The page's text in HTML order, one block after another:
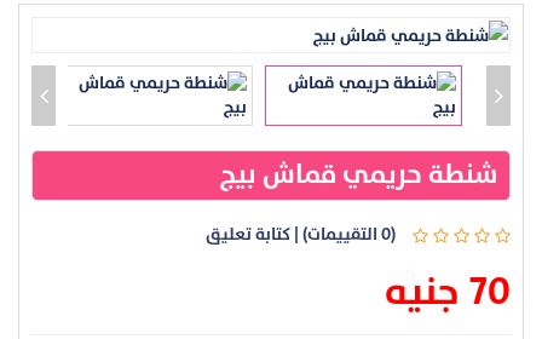
شنطة حريمي قماش بيج
(0 التقييمات) |كتابة تعليق
70 جنيه